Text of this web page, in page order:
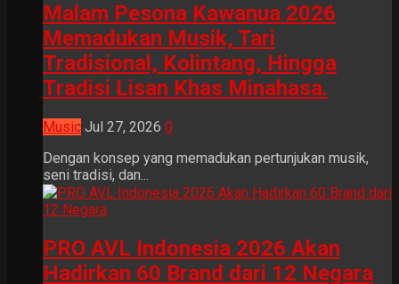
Malam Pesona Kawanua 2026
Memadukan Musik, Tari
Tradisional, Kolintang, Hingga
Tradisi Lisan Khas Minahasa.
Music Jul 27, 2026 0
Dengan konsep yang memadukan pertunjukan musik,
seni tradisi, dan...
PRO AVL Indonesia 2026 Akan
Hadirkan 60 Brand dari 12 Negara